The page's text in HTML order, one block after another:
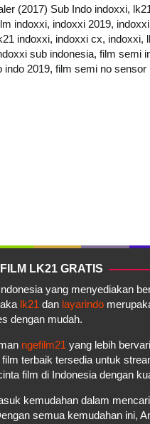
(2017) Sub Indo indoxxi,
indoxxi, indoxxi 2019,
indoxxi, indoxxi cx, indoxxi,
sub indonesia, film semi
2019, film semi no sensor
LK21 GRATIS
yang menyediakan
lk21 dan layarindo
dengan mudah.
ngefilm21 yang lebih
terbaik tersedia untuk
film di Indonesia dengan
kemudahan dalam
semua kemudahan ini,